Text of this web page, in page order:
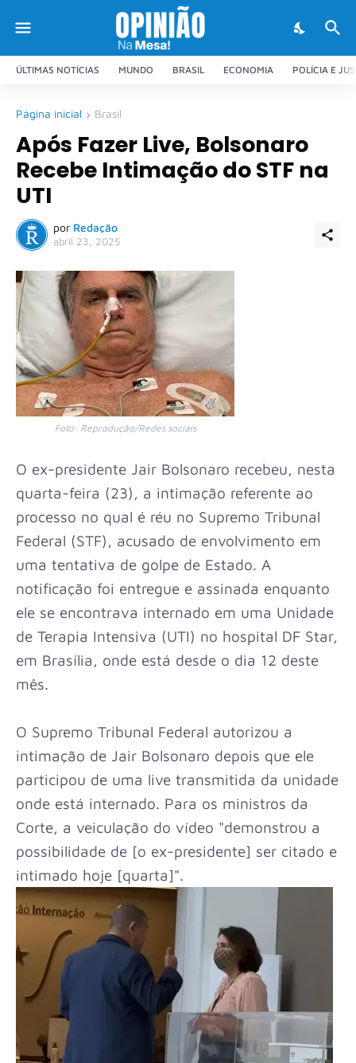
ÚLTIMAS NOTÍCIAS MUNDO BRASIL ECONOMIA POLÍCIA E
Página inicial Brasil
Após Fazer Live, Bolsonaro
Recebe Intimação do STF na
UTI
por Redação
abril 23, 2025
Foto: Reprodução/Redes sociais
O ex-presidente Jair Bolsonaro recebeu, nesta
quarta-feira (23), a intimação referente ao
processo no qual é réu no Supremo Tribunal
Federal (STF), acusado de envolvimento em
uma tentativa de golpe de Estado. A
notificação foi entregue e assinada enquanto
ele se encontrava internado em uma Unidade
de Terapia Intensiva (UTI) no hospital DF Star,
em Brasília, onde está desde o dia 12 deste
mês.
O Supremo Tribunal Federal autorizou a
intimação de Jair Bolsonaro depois que ele
participou de uma live transmitida da unidade
onde está internado. Para os ministros da
Corte, a veiculação do vídeo "demonstrou a
possibilidade de [o ex-presidente] ser citado e
intimado hoje [quarta]".